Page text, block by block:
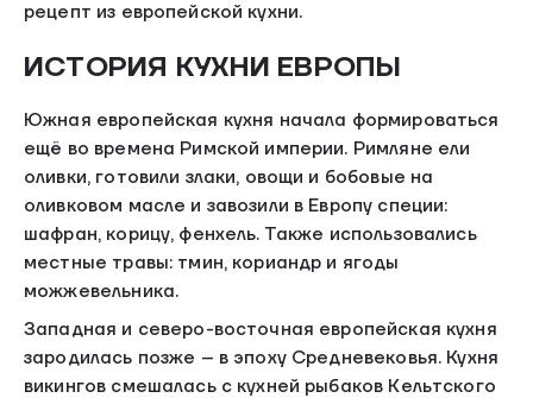
рецепт из европейской кухни.
ИСТОРИЯ КУХНИ ЕВРОПЫ
Южная европейская кухня начала формироваться
ещё во времена Римской империи. Римляне ели
оливки, готовили злаки, овощи и бобовые на
оливковом масле и завозили в Европу специи:
шафран, корицу, фенхель. Также использовались
местные травы: тмин, кориандр и ягоды
можжевельника.
Западная и северо-восточная европейская кухня
зародилась позже – в эпоху Средневековья. Кухня
викингов смешалась с кухней рыбаков Кельтского